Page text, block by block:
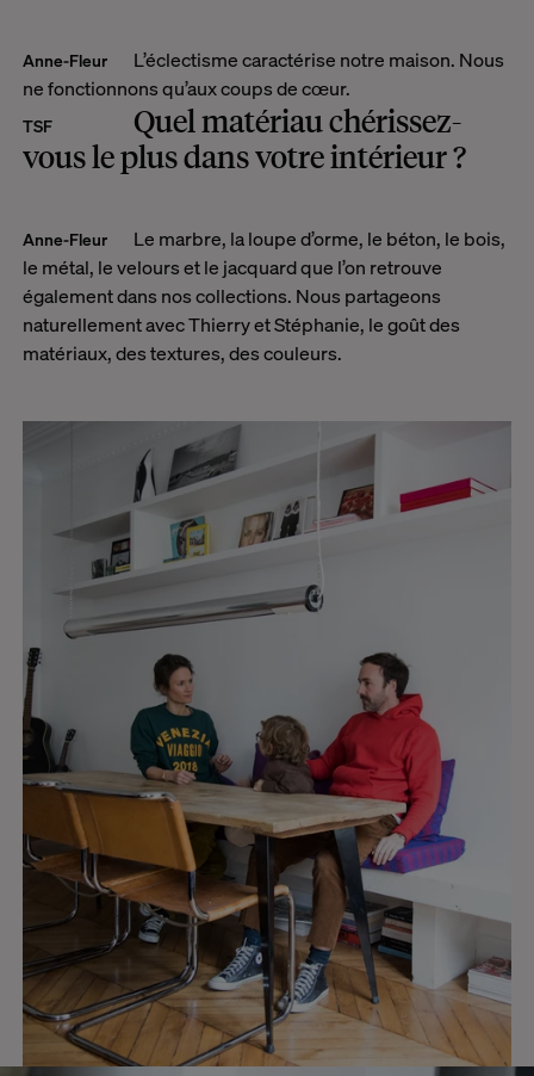
Anne-Fleur
L’éclectisme caractérise notre maison. Nous
ne fonctionnons qu’aux coups de cœur.
TSF
Quel matériau chérissez-
vous le plus dans votre intérieur ?
Anne-Fleur Le marbre, la loupe d’orme, le béton, le bois,
le métal, levelourset le jacquard que l’on retrouve
également dans nos collections. Nous partageons
naturellement avec Thierry etStéphanie, le goût des
matériaux, des textures, des couleurs.